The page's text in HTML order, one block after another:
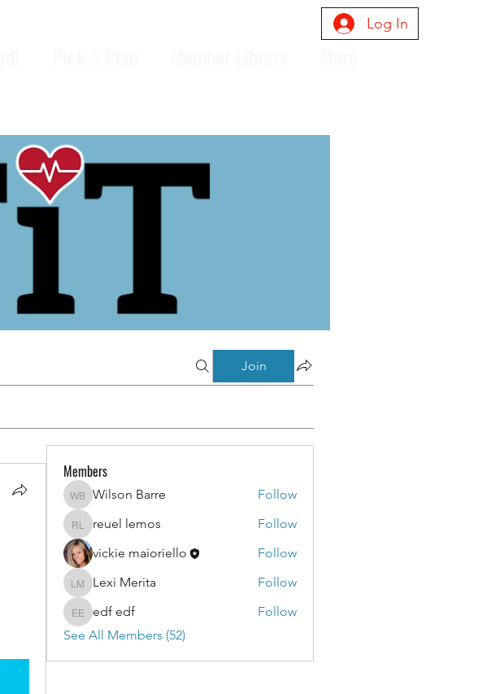
Log In
Join
Members
Wilson Barre
Wilson Barre Follow
reuel lemos
reuel lemos
Follow
vickie maioriello
Follow
Lexi Merita
Lexi Merita Follow
edf edfedf edf
Follow
See All Members (52)